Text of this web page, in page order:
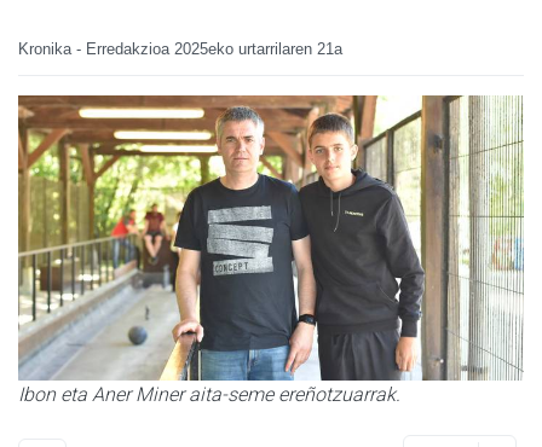
Kronika - Erredakzioa 2025eko urtarrilaren 21a
Ibon eta Aner Miner aita-seme ereñotzuarrak.